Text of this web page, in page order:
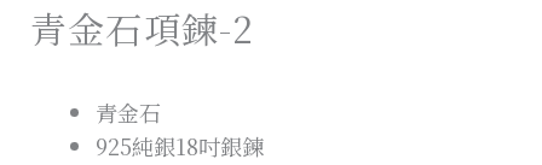
青金石項鍊-2
青金石
925純銀18吋銀鍊